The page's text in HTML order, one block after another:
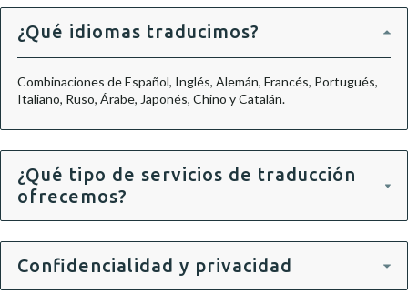
¿Qué idiomas traducimos?
Combinaciones de Español, Inglés, Alemán, Francés, Portugués,
Italiano, Ruso, Árabe, Japonés, Chino y Catalán.
¿Qué tipo de servicios de traducción
ofrecemos?
Confidencialidad y privacidad